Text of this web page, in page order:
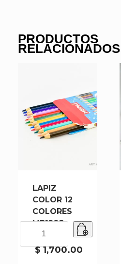
PRODUCTOS
RELACIONADOS
LAPIZ
COLOR 12
COLORES
MP1208-
240
$1,700.00
COLOR
12